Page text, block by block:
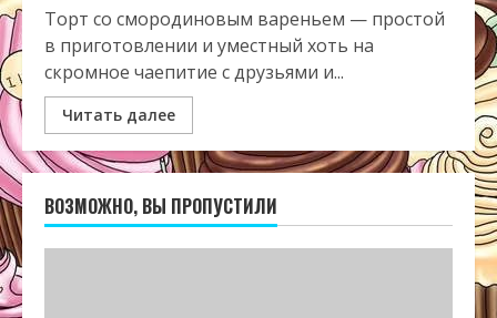
Торт со смородиновым вареньем — простой
в приготовлении и уместный хоть на
скромное чаепитие с друзьями и...
Читать далее
ВОЗМОЖНО, ВЫ ПРОПУСТИЛИ